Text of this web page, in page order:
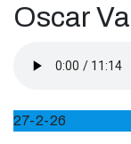
Oscar
27-2-26